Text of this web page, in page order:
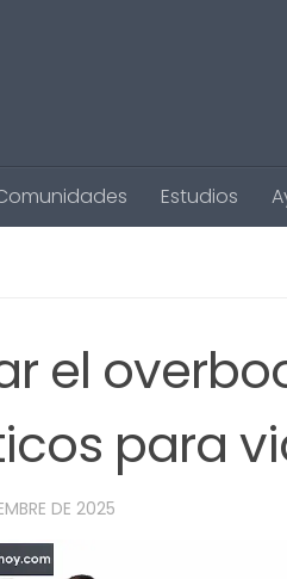
Estudios
el
para
DE 2025